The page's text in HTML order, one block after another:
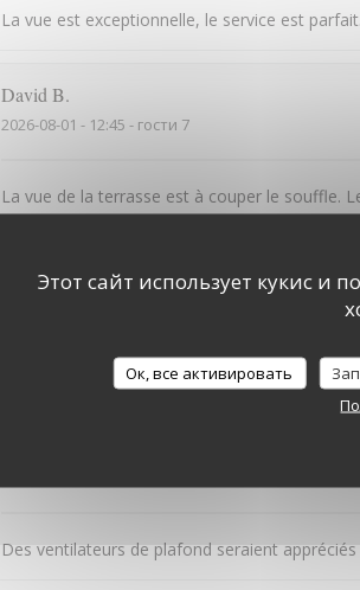
Этот сайт использует кукис и
Ок, все активировать
La vue est exceptionnelle, le service est
David B
2026-08-01 - 12:45 - гости 7
La vue de la terrasse est à couper le souffle.
Denis
Bonne cuisine mais service médiocre
Des ventilateurs de plafond seraient